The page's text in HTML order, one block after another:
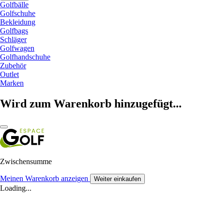
Golfbälle
Golfschuhe
Bekleidung
Golfbags
Schläger
Golfwagen
Golfhandschuhe
Zubehör
Outlet
Marken
Wird zum Warenkorb hinzugefügt...
Zwischensumme
Meinen Warenkorb anzeigen Weiter einkaufen
Loading...